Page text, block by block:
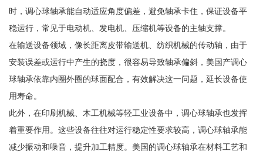
时，调心球轴承能自动适应角度偏差，避免轴承卡住，保证设备平
稳运行，常见于电动机、发电机、压缩机等设备的主轴支撑。
在输送设备领域，像长距离皮带输送机、纺织机械的传动轴，由于
安装误差或运行中产生的挠度，很容易导致轴承偏斜，美国产调心
球轴承依靠内圈外圈的球面配合，有效解决这一问题，延长设备使
用寿命。
此外，在印刷机械、木工机械等轻工业设备中，调心球轴承也发挥
着重要作用。这些设备往往对运行稳定性要求较高，调心球轴承能
减少振动和噪音，提升加工精度。美国的调心球轴承在材料工艺和